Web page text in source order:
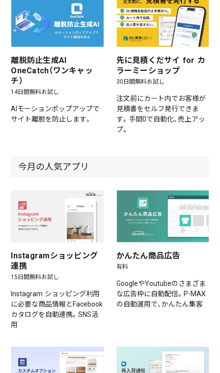
離脱防止生成AI
OneCatch（ワンキャッ
チ）
14日間無料お試し
AIモーションポップアップで
サイト離脱を防止します。
先に見積くだサイ for カ
ラーミーショップ
30日間無料お試し
注文前にカート内でお客様が
見積書をセルフ発行できま
す。手間0で自動化、売上アッ
プ。
今月の人気アプリ
Instagramショッピング
連携
15日間無料お試し
Instagram ショッピング利用
に必要な商品情報とFacebook
カタログを自動連携。SNS活
用
かんたん商品広告
有料
GoogleやYoutubeのさまざま
な広告枠に自動配信。P-MAX
の自動運用で、かんたん集客